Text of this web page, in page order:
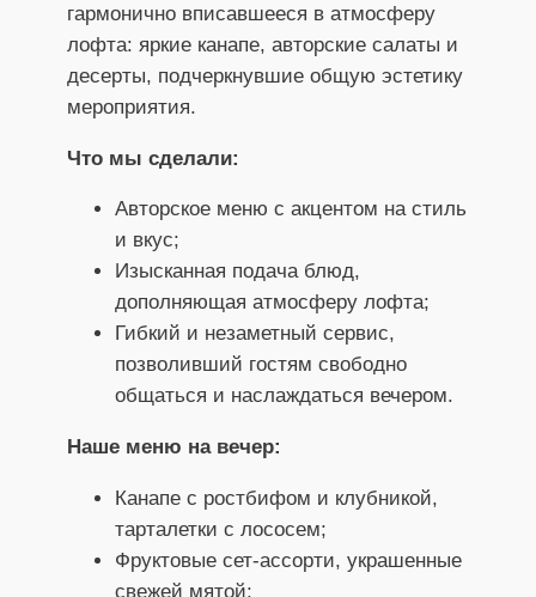
гармонично вписавшееся в атмосферу
лофта: яркие канапе, авторские салаты и
десерты, подчеркнувшие общую эстетику
мероприятия.
Что мы сделали:
Авторское меню с акцентом на стиль
и вкус;
Изысканная подача блюд,
дополняющая атмосферу лофта;
Гибкий и незаметный сервис,
позволивший гостям свободно
общаться и наслаждаться вечером.
Наше меню на вечер:
Канапе с ростбифом и клубникой,
тарталетки с лососем;
Фруктовые сет-ассорти, украшенные
свежей мятой;